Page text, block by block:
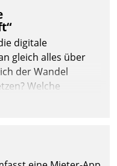
digitale
gleich alles über
der Wandel
Welche